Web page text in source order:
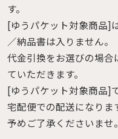
す。
[ゆうパケット対象商品]
／納品書は入りません。
代金引換をお選びの場
ていただきます。
[ゆうパケット対象商品]
宅配便での配送になりま
予めご了承くださいませ。